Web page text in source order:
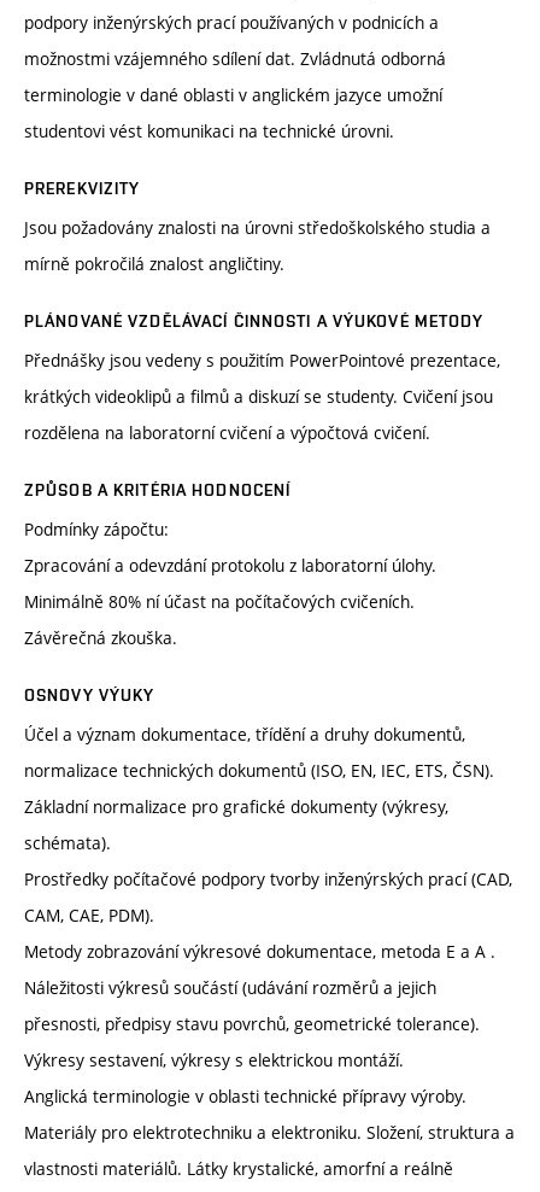
podpory inženýrských prací používaných v podnicích a
možnostmi vzájemného sdílení dat. Zvládnutá odborná
terminologie v dané oblasti v anglickém jazyce umožní
studentovi vést komunikaci na technické úrovni.
PREREKVIZITY
Jsou požadovány znalosti na úrovni středoškolského studia a
mírně pokročilá znalost angličtiny.
PLÁNOVANÉ VZDĚLÁVACÍ ČINNOSTI A VÝUKOVÉ METODY
Přednášky jsou vedeny s použitím PowerPointové prezentace,
krátkých videoklipů a filmů a diskuzí se studenty. Cvičení jsou
rozdělena na laboratorní cvičení a výpočtová cvičení.
ZPŮSOB A KRITÉRIA HODNOCENÍ
Podmínky zápočtu:
Zpracování a odevzdání protokolu z laboratorní úlohy.
Minimálně 80% ní účast na počítačových cvičeních.
Závěrečná zkouška.
OSNOVY VÝUKY
Účel a význam dokumentace, třídění a druhy dokumentů,
normalizace technických dokumentů (ISO, EN, IEC, ETS, ČSN).
Základní normalizace pro grafické dokumenty (výkresy,
schémata).
Prostředky počítačové podpory tvorby inženýrských prací (CAD,
CAM, CAE, PDM).
Metody zobrazování výkresové dokumentace, metoda E a A .
Náležitosti výkresů součástí (udávání rozměrů a jejich
přesnosti, předpisy stavu povrchů, geometrické tolerance).
Výkresy sestavení, výkresy s elektrickou montáží.
Anglická terminologie v oblasti technické přípravy výroby.
Materiály pro elektrotechniku a elektroniku. Složení, struktura a
vlastnosti materiálů. Látky krystalické, amorfní a reálně